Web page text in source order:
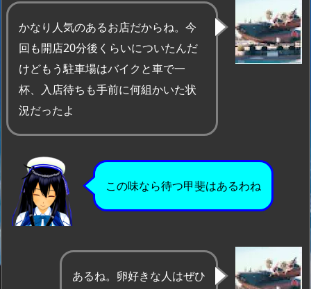
かなり人気のあるお店だからね。今
回も開店20分後くらいについたんだ
けどもう駐車場はバイクと車で一
杯、入店待ちも手前に何組かいた状
況だったよ
この味なら待つ甲斐はあるわね
あるね。卵好きな人はぜひ